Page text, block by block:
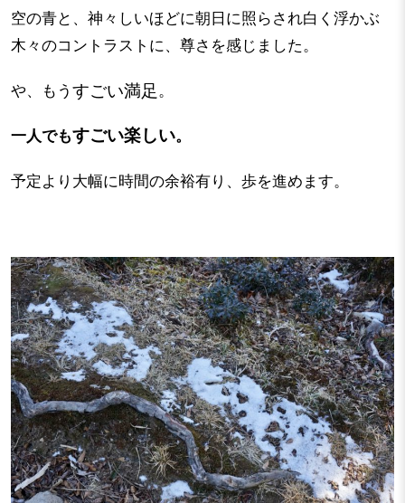
空の青と、神々しいほどに朝日に照らされ白く浮かぶ
木々のコントラストに、尊さを感じました。
や、もうすごい満足。
一人でもすごい楽しい。
予定より大幅に時間の余裕有り、歩を進めます。